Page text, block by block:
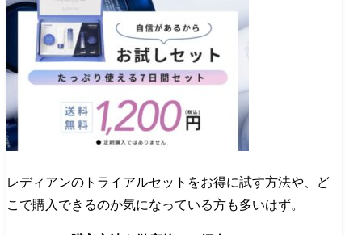
レディアンのトライアルセットをお得に試す方法や、ど
こで購入できるのか気になっている方も多いはず。